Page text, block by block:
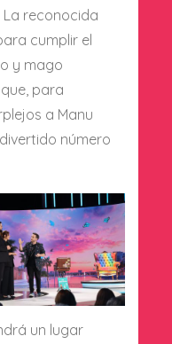
La reconocida
cumplir el
y mago
para
a Manu
número
un lugar